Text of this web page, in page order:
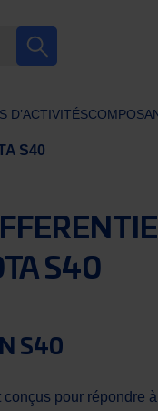
D’ACTIVITÉS
S40
S40
S40
pour répondre